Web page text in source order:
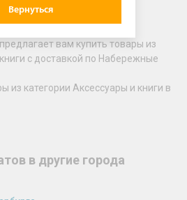
вам купить товары из
с доставкой по Набережные
из категории Аксессуары и книги в
в другие города
Вернуться